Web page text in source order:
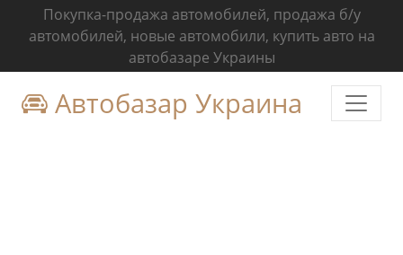
Покупка-продажа автомобилей, продажа б/у
автомобилей, новые автомобили, купить авто на
автобазаре Украины
Автобазар Украина